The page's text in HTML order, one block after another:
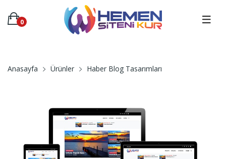
0
Anasayfa Ürünler Haber Blog Tasarımları